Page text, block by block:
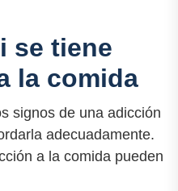
se tiene
la comida
signos de una adicción
adecuadamente.
a la comida pueden